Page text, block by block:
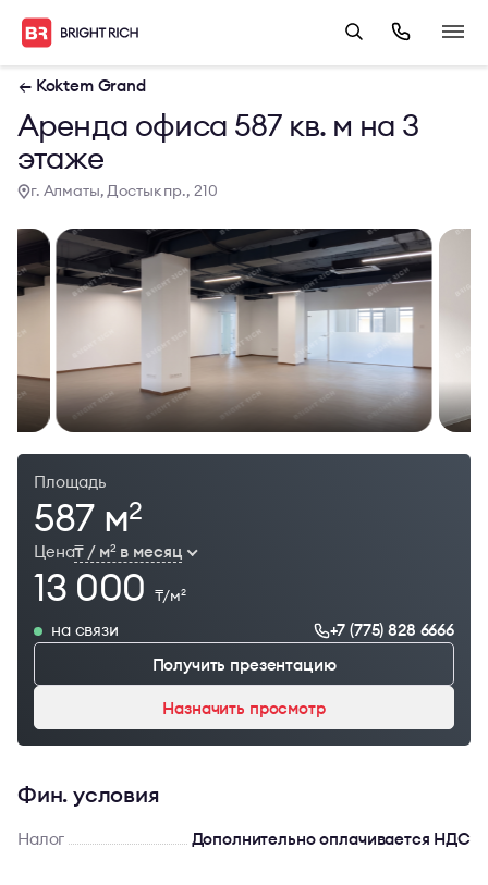
← Koktem Grand
Аренда офиса 587 кв. м на 3
этаже
г. Алматы, Достык пр., 210
Площадь
587 м2
Цена₸ / м2в месяц
13 000 ₸/м2
на связи
+7 (775) 828 6666
Получить презентацию
Назначить просмотр
Фин. условия
Налог Дополнительно оплачивается НДС